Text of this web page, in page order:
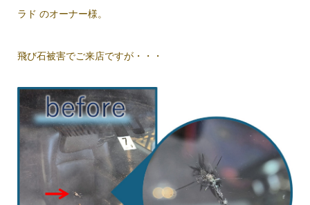
ラド のオーナー様。
飛び石被害でご来店ですが・・・